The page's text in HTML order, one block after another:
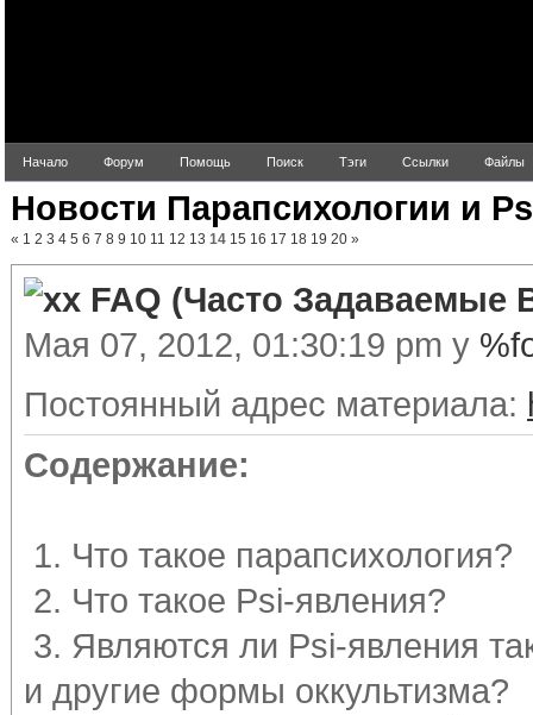
Начало Форум Помощь Поиск Тэги Ссылки Файлы
Новости Парапсихологии и
« 1 2 3 4 5 6 7 8 9 10 11 12 13 14 15 16 17 18 19 20 »
FAQ (Часто Задаваемые
Мая 07, 2012, 01:30:19 pm у
Постоянный адрес материала:
Содержание:
1. Что такое парапсихология?
2. Что такое Psi-явления?
3. Являются ли Psi-явления
и другие формы оккультизма?